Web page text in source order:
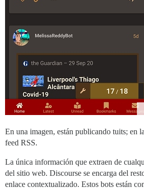
En una imagen, están publicando tuits; en
feed RSS.
La única información que extraen de
del sitio web. Discourse se encarga del
enlace contextualizado. Estos bots están